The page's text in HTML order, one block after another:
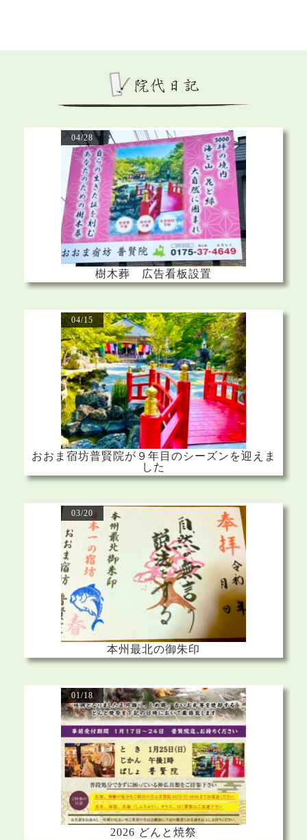
04/28
樹木葬 広告看板設置
04/15
おおま宿坊普賢院が９年目のシーズンを迎えま
した
03/20
本州最北の御朱印
01/18
2026 どんと焼祭